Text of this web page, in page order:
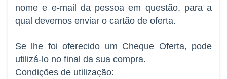
nome e e-mail da pessoa em questão, para a
qual devemos enviar o cartão de oferta.
Se lhe foi oferecido um Cheque Oferta, pode
utilizá-lo no final da sua compra.
Condições de utilização: